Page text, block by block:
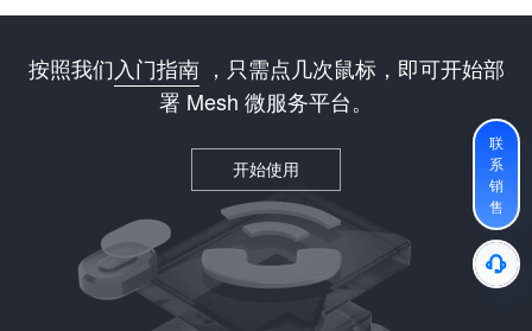
按照我们入门指南，只需点几次鼠标，即可开始部
署 Mesh 微服务平台。
开始使用
联
系
销
售